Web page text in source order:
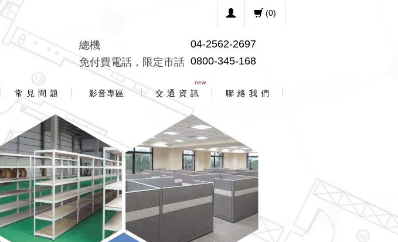
(0)
總機
04-2562-2697
免付費電話，限定市話 0800-345-168
常 見 問 題 影音專區
new
交 通 資 訊 聯 絡 我 們